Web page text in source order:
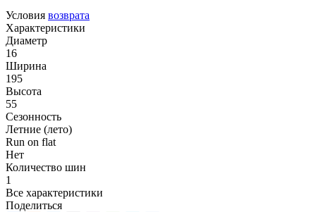
Условия возврата
Характеристики
Диаметр
16
Ширина
195
Высота
55
Сезонность
Летние (лето)
Run on flat
Нет
Количество шин
1
Все характеристики
Поделиться